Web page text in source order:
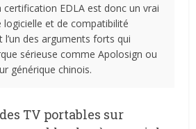
certification EDLA est donc un vrai
logicielle et de compatibilité
l’un des arguments forts qui
sérieuse comme Apolosign ou
générique chinois.
TV portables sur